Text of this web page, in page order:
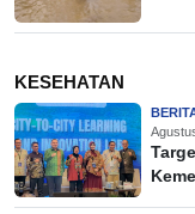
KESEHATAN